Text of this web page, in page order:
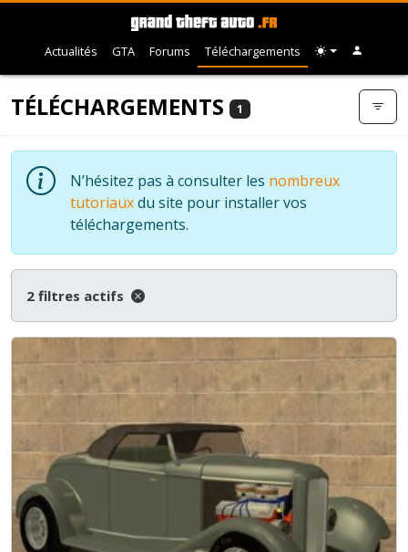
Actualités GTA Forums Téléchargements
TÉLÉCHARGEMENTS 1
N’hésitez pas à consulter les nombreux
tutoriauxdu site pour installer vos
téléchargements.
2 filtres actifs